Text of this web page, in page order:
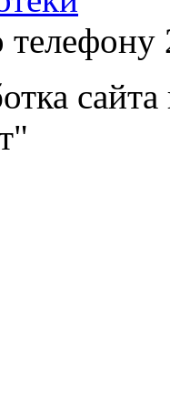
телефону